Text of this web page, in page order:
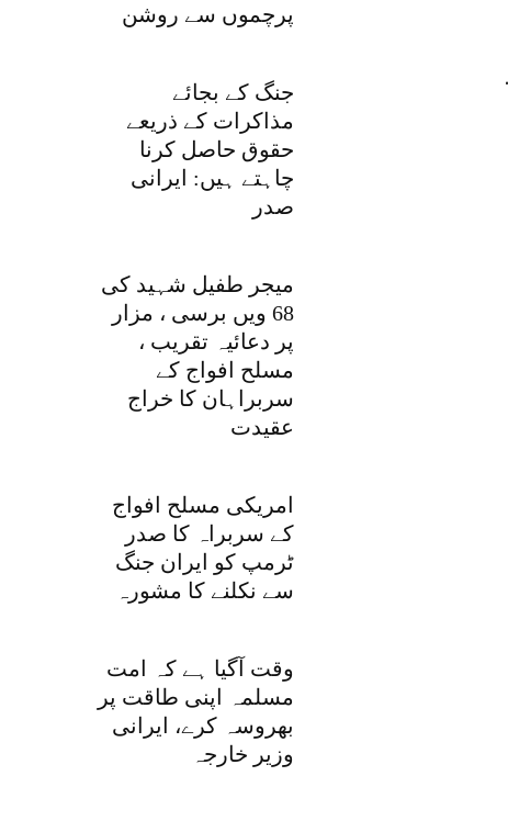
پرچموں سے روشن
جنگ کے بجائے
مذاکرات کے ذریعے
حقوق حاصل کرنا
چاہتے ہیں: ایرانی
صدر
میجر طفیل شہید کی
68 ویں برسی ، مزار
پر دعائیہ تقریب ،
مسلح افواج کے
سربراہان کا خراج
عقیدت
امریکی مسلح افواج
کے سربراہ کا صدر
ٹرمپ کو ایران جنگ
سے نکلنے کا مشورہ
وقت آگیا ہے کہ امت
مسلمہ اپنی طاقت پر
بھروسہ کرے، ایرانی
وزیر خارجہ